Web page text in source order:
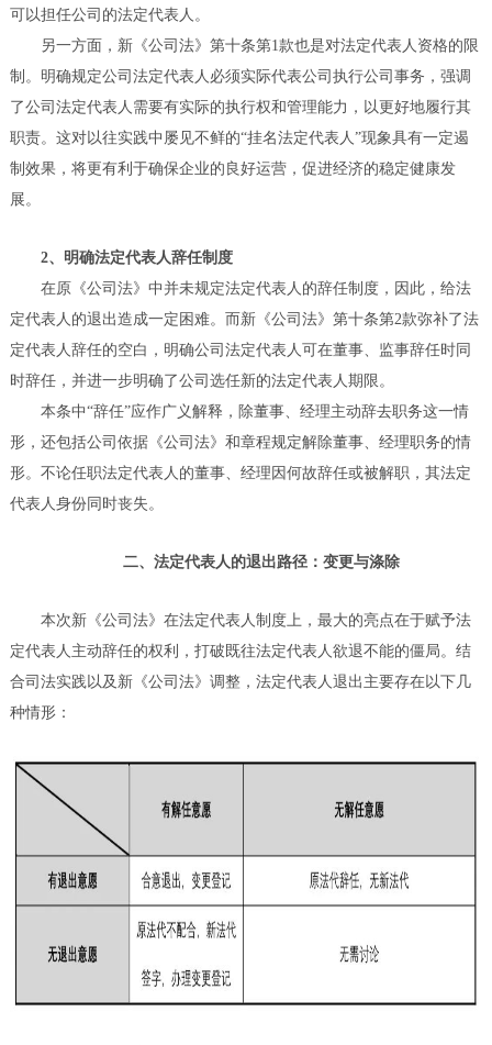
可以担任公司的法定代表人。
另一方面，新《公司法》第十条第1款也是对法定代表人资格的限
制。明确规定公司法定代表人必须实际代表公司执行公司事务，强调
了公司法定代表人需要有实际的执行权和管理能力，以更好地履行其
职责。这对以往实践中屡见不鲜的“挂名法定代表人”现象具有一定遏
制效果，将更有利于确保企业的良好运营，促进经济的稳定健康发
展。
2、明确法定代表人辞任制度
在原《公司法》中并未规定法定代表人的辞任制度，因此，给法
定代表人的退出造成一定困难。而新《公司法》第十条第2款弥补了法
定代表人辞任的空白，明确公司法定代表人可在董事、监事辞任时同
时辞任，并进一步明确了公司选任新的法定代表人期限。
本条中“辞任”应作广义解释，除董事、经理主动辞去职务这一情
形，还包括公司依据《公司法》和章程规定解除董事、经理职务的情
形。不论任职法定代表人的董事、经理因何故辞任或被解职，其法定
代表人身份同时丧失。
二、法定代表人的退出路径：变更与涤除
本次新《公司法》在法定代表人制度上，最大的亮点在于赋予法
定代表人主动辞任的权利，打破既往法定代表人欲退不能的僵局。结
合司法实践以及新《公司法》调整，法定代表人退出主要存在以下几
种情形：